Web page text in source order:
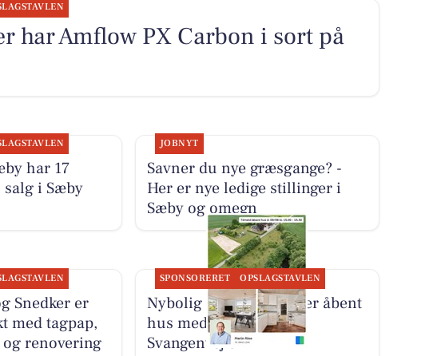
har Amflow PX Carbon i sort på
har 17
i Sæby
JOBNYT
Savner du nye græsgange? -
Her er nye ledige stillinger i
Sæby og omegn
Snedker er
med tagpap,
renovering
SPONSORERET OPSLAGSTAVLEN
Nybolig Sæby A/S holder åbent
hus med tilmelding på
Svangenvej 5